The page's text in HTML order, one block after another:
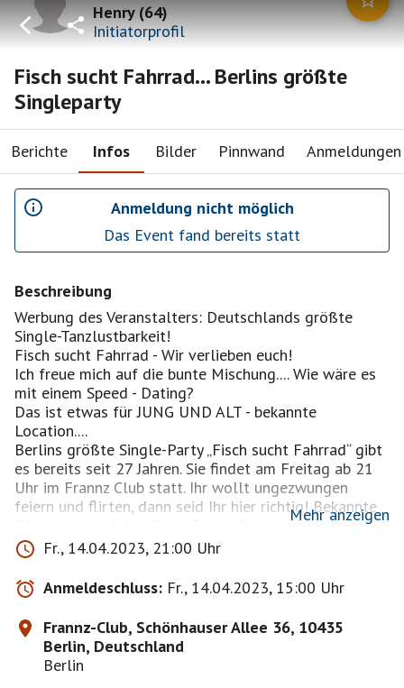
Henry(64)
Initiatorprofil
Fisch sucht Fahrrad... Berlins größte
Singleparty
Berichte Infos Bilder Pinnwand Anmeldungen
Anmeldung nicht möglich
Das Event fand bereits statt
Beschreibung
Werbung des Veranstalters: Deutschlands größte
Single-Tanzlustbarkeit!
Fisch sucht Fahrrad - Wir verlieben euch!
Ich freue mich auf die bunte Mischung.... Wie wäre es
mit einem Speed - Dating?
Das ist etwas für JUNG UND ALT - bekannte
Location....
Berlins größte Single-Party „Fisch sucht Fahrrad“ gibt
es bereits seit 27 Jahren. Sie findet am Freitag ab 21
Uhr im Frannz Club statt. Ihr wollt ungezwungen
feiern und flirten, dann seid Ihr hier richtig! Bekannte
DJs sorgen auf den Dancefloors für ausgelassene
Stimmung, während Amor Euch vielerlei Möglichkeiten
bietet, Euch kennenzulernen. Bei Amors Office erhaltet
Ihr auf Wunsch eine Aufklebe-Nummer. So könnt Ihr
Nachrichten schreiben und empfangen, außerdem seht
Ihr, wer flirtbereit ist.
MUSIK:
Main Floor: Charts, 90er, 2000er, Black Music &
Mehr anzeigen
Fr., 14.04.2023, 21:00 Uhr
Anmeldeschluss: Fr., 14.04.2023, 15:00 Uhr
Frannz-Club, Schönhauser Allee 36, 10435
Berlin, Deutschland
Berlin